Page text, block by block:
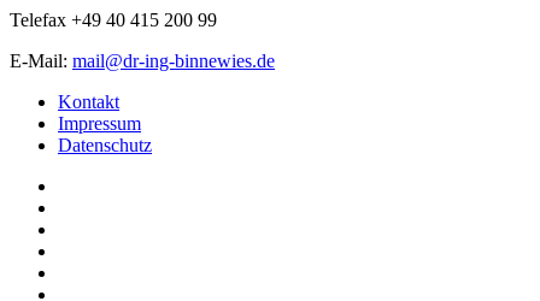
Telefax +49 40 415 200 99
E-Mail: mail@dr-ing-binnewies.de
Kontakt
Impressum
Datenschutz